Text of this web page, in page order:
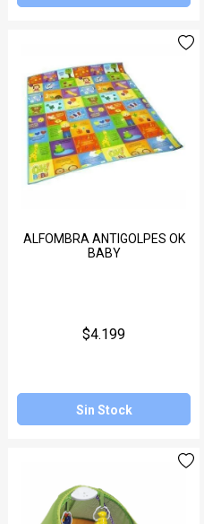
ALFOMBRA ANTIGOLPES OK
BABY
$4.199
Sin Stock